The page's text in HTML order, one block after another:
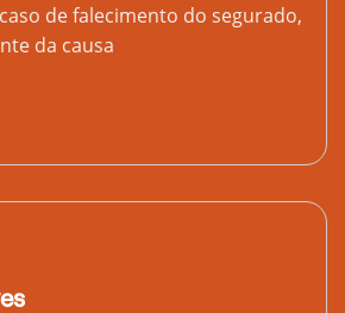
de falecimento do segurado,
da causa